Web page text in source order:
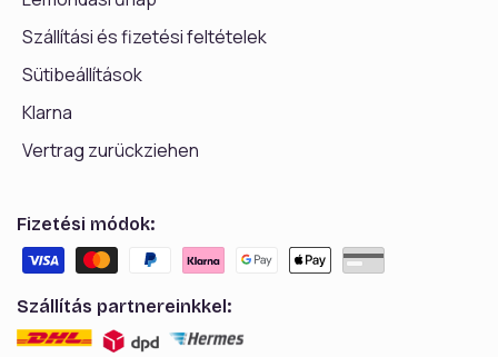
Szállítási és fizetési feltételek
Sütibeállítások
Klarna
Vertrag zurückziehen
Fizetési módok:
Szállítás partnereinkkel: